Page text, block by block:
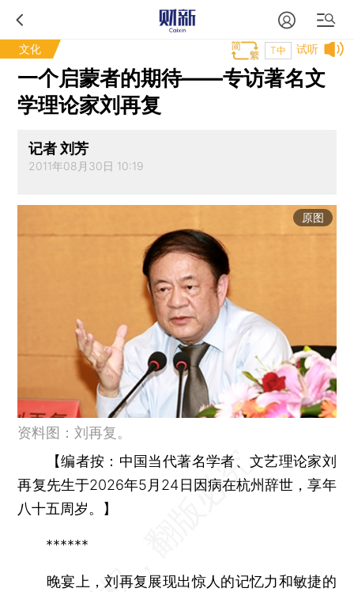
文化 试听
T中
一个启蒙者的期待——专访著名文
学理论家刘再复
记者 刘芳
2011年08月30日 10:19
原图
资料图：刘再复。
【编者按： 中国当代著名学者、文艺理论家刘
再复先生于2026年5月24日因病在杭州辞世，享年
八十五周岁。】
******
晚宴上，刘再复展现出惊人的记忆力和敏捷的